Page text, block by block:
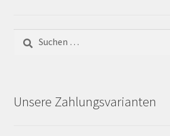
nach:
Unsere Zahlungsvarianten